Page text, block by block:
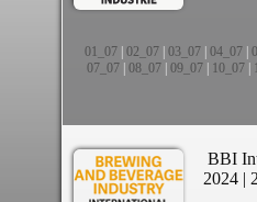
01_07| 02_07| 03_07| 04_07|
07_07 08_07 09_07 10_07
BBI
2024 |